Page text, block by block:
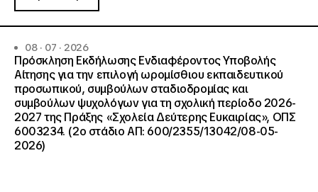
08 · 07 · 2026
Πρόσκληση Εκδήλωσης Ενδιαφέροντος Υποβολής
Αίτησης για την επιλογή ωρομίσθιου εκπαιδευτικού
προσωπικού, συμβούλων σταδιοδρομίας και
συμβούλων ψυχολόγων για τη σχολική περίοδο 2026-
2027 της Πράξης «Σχολεία Δεύτερης Ευκαιρίας», ΟΠΣ
6003234. (2ο στάδιο ΑΠ: 600/2355/13042/08-05-
2026)